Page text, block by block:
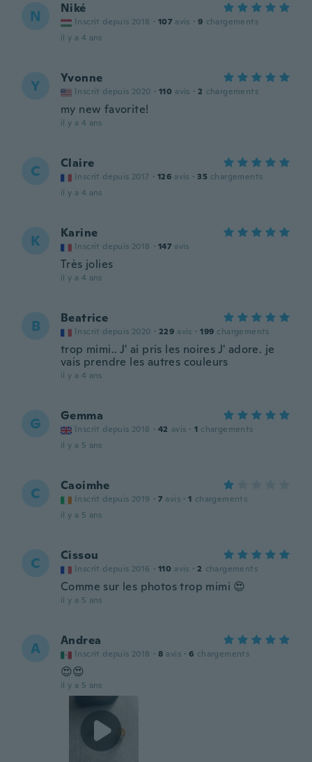
N Niké
Inscrit depuis 2018 · 107 avis · 9 chargements
il y a 4 ans
Y Yvonne
Inscrit depuis 2020 · 110 avis · 2 chargements
my new favorite!
il y a 4 ans
C Claire
Inscrit depuis 2017 · 126 avis · 35 chargements
il y a 4 ans
K Karine
Inscrit depuis 2018 · 147 avis
Très jolies
il y a 4 ans
B Beatrice
Inscrit depuis 2020 · 229 avis · 199 chargements
trop mimi.. J' ai pris les noires J' adore. je
vais prendre les autres couleurs
il y a 4 ans
G Gemma
Inscrit depuis 2018 · 42 avis · 1 chargements
il y a 5 ans
C Caoimhe
Inscrit depuis 2019 · 7 avis · 1 chargements
il y a 5 ans
C Cissou
Inscrit depuis 2016 · 110 avis · 2 chargements
Comme sur les photos trop mimi 😍
il y a 5 ans
A Andrea
Inscrit depuis 2018 · 8 avis · 6 chargements
😍😍
il y a 5 ans